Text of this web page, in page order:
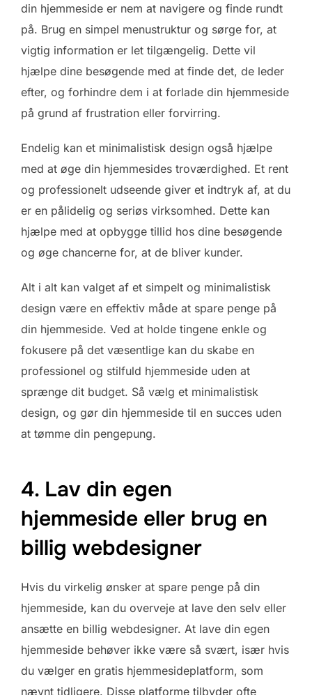
din hjemmeside er nem at navigere og finde rundt
på. Brug en simpel menustruktur og sørge for, at
vigtig information er let tilgængelig. Dette vil
hjælpe dine besøgende med at finde det, de leder
efter, og forhindre dem i at forlade din hjemmeside
på grund af frustration eller forvirring.
Endelig kan et minimalistisk design også hjælpe
med at øge din hjemmesides troværdighed. Et rent
og professionelt udseende giver et indtryk af, at du
er en pålidelig og seriøs virksomhed. Dette kan
hjælpe med at opbygge tillid hos dine besøgende
og øge chancerne for, at de bliver kunder.
Alt i alt kan valget af et simpelt og minimalistisk
design være en effektiv måde at spare penge på
din hjemmeside. Ved at holde tingene enkle og
fokusere på det væsentlige kan du skabe en
professionel og stilfuld hjemmeside uden at
sprænge dit budget. Så vælg et minimalistisk
design, og gør din hjemmeside til en succes uden
at tømme din pengepung.
4. Lav din egen
hjemmeside eller brug en
billig webdesigner
Hvis du virkelig ønsker at spare penge på din
hjemmeside, kan du overveje at lave den selv eller
ansætte en billig webdesigner. At lave din egen
hjemmeside behøver ikke være så svært, især hvis
du vælger en gratis hjemmesideplatform, som
nævnt tidligere. Disse platforme tilbyder ofte